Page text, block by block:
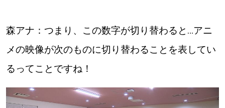
運営会社 広告掲載
森アナ：つまり、この数字が切り替わると…アニ
メの映像が次のものに切り替わることを表してい
るってことですね！